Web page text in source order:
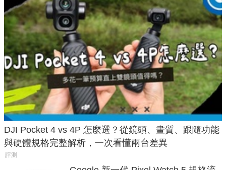
DJI Pocket 4 vs 4P 怎麼選？從鏡頭、畫質、跟隨功能
與硬體規格完整解析，一次看懂兩台差異
評測